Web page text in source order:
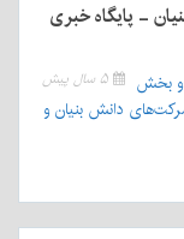
دانش‌بنیان - پایگاه خبری
و بخش
دانش بنیان و